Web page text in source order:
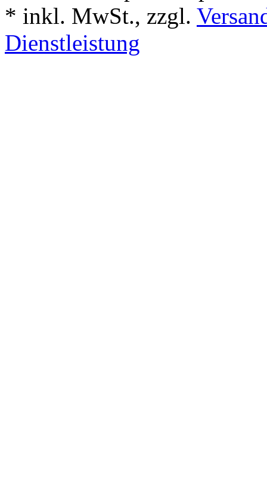
* inkl. MwSt., zzgl.
Dienstleistung